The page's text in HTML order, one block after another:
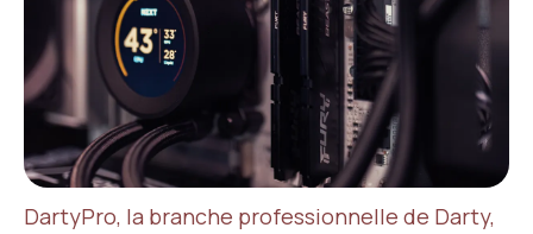
DartyPro, la branche professionnelle de Darty,